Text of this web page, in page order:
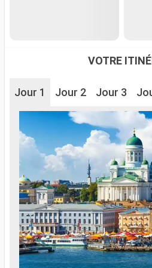
VOTRE
Jour 1 Jour 2 Jour 3